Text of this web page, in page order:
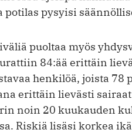
pysyisi
puoltaa myös
84:ää erittäin
henkilöä, joista 78
erittäin lievästi
noin 20 kuukauden
Riskiä lisäsi korkea